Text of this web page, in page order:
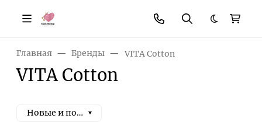
Темная
Главная Бренды VITA Cotton
VITA Cotton
Новые и популярные